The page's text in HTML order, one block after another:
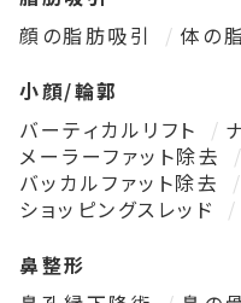
顔の脂肪吸引
体の
小顔/輪郭
バーティカルリフト
メーラーファット除去
バッカルファット除去
ショッピングスレッド
鼻整形